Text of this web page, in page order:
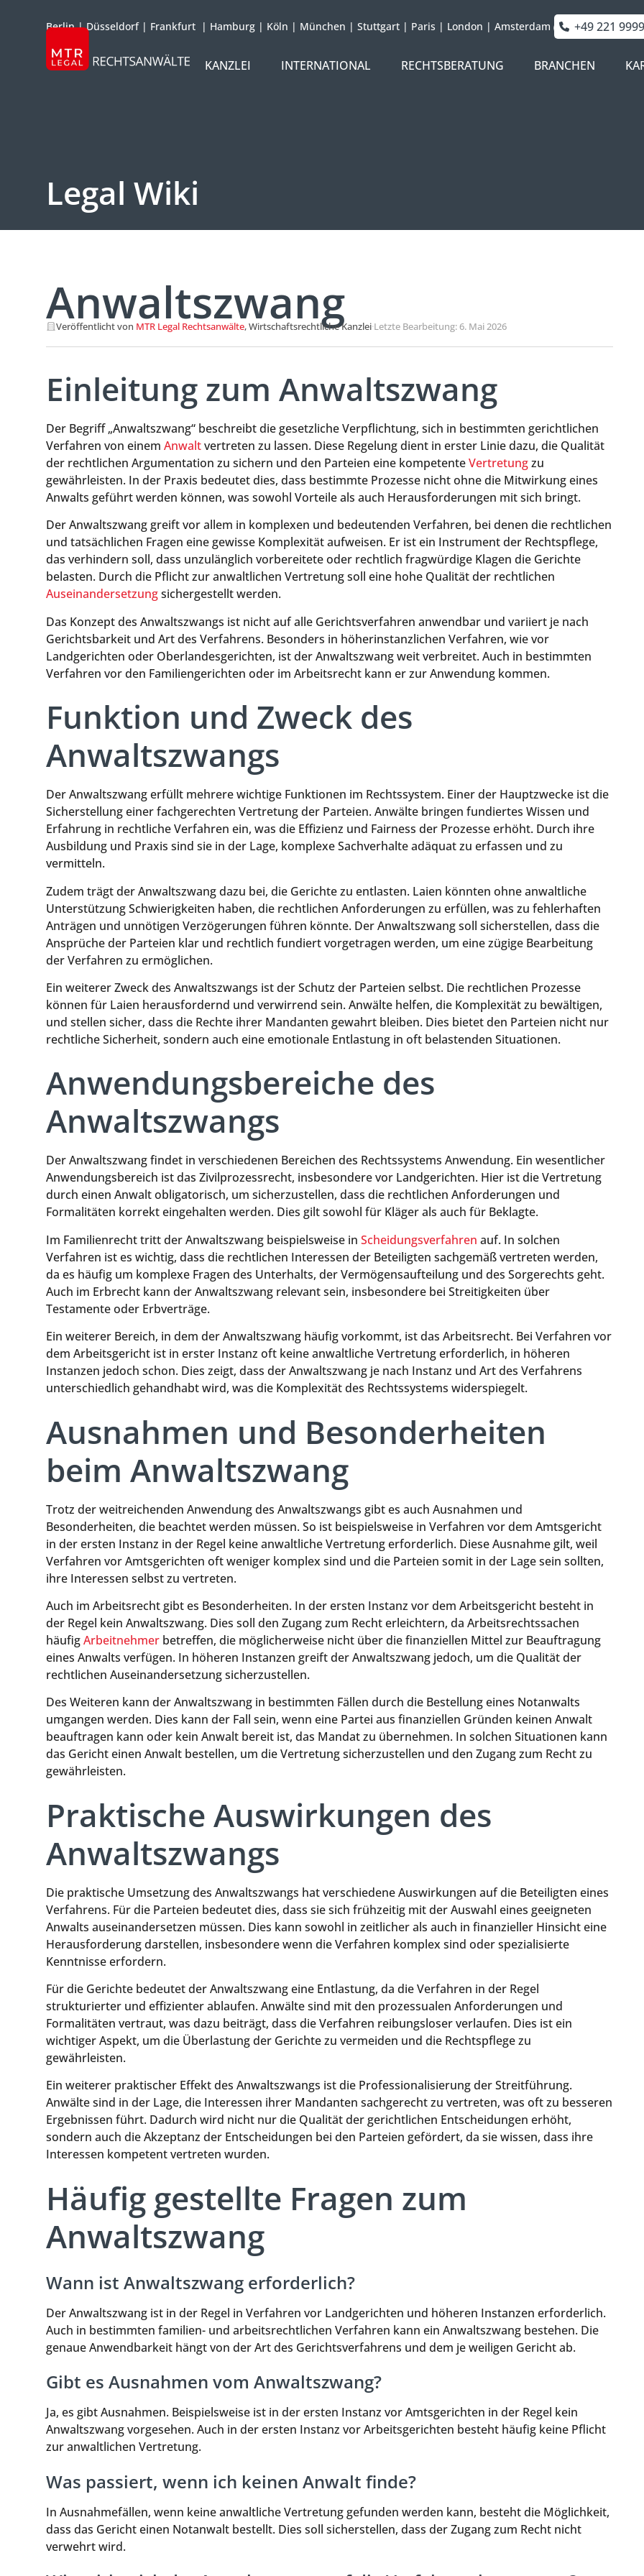
Berlin|Düsseldorf| Frankfurt | Hamburg | Köln | München | Stuttgart | Paris | London | Amsterdam +49 221
KANZLEI
INTERNATIONAL RECHTSBERATUNG BRANCHEN
Legal Wiki
Anwaltszwang
Veröffentlicht von MTR Legal Rechtsanwälte, Wirtschaftsrechtliche Kanzlei·Letzte Bearbeitung: 6. Mai 2026
Einleitung zum Anwaltszwang
Der Begriff „Anwaltszwang“ beschreibt die gesetzliche Verpflichtung, sich in bestimmten gerichtlichen
Verfahren von einem Anwaltvertreten zu lassen. Diese Regelung dient in erster Linie dazu, die Qualität
der rechtlichen Argumentation zu sichern und den Parteien eine kompetenteVertretungzu
gewährleisten. In der Praxis bedeutet dies, dass bestimmte Prozesse nicht ohne die Mitwirkung eines
Anwalts geführt werden können, was sowohl Vorteile als auch Herausforderungen mit sich bringt.
Der Anwaltszwang greift vor allem in komplexen und bedeutenden Verfahren, bei denen die rechtlichen
und tatsächlichen Fragen eine gewisse Komplexität aufweisen. Er ist ein Instrument der Rechtspflege,
das verhindern soll, dass unzulänglich vorbereitete oder rechtlich fragwürdige Klagen die Gerichte
belasten. Durch die Pflicht zur anwaltlichen Vertretung soll eine hohe Qualität der rechtlichen
Auseinandersetzungsichergestellt werden.
Das Konzept des Anwaltszwangs ist nicht auf alle Gerichtsverfahren anwendbar und variiert je nach
Gerichtsbarkeit und Art des Verfahrens. Besonders in höherinstanzlichen Verfahren, wie vor
Landgerichten oder Oberlandesgerichten, ist der Anwaltszwang weit verbreitet. Auch in bestimmten
Verfahren vor den Familiengerichten oder im Arbeitsrecht kann er zur Anwendung kommen.
Funktion und Zweck des
Anwaltszwangs
Der Anwaltszwang erfüllt mehrere wichtige Funktionen im Rechtssystem. Einer der Hauptzwecke ist die
Sicherstellung einer fachgerechten Vertretung der Parteien. Anwälte bringen fundiertes Wissen und
Erfahrung in rechtliche Verfahren ein, was die Effizienz und Fairness der Prozesse erhöht. Durch ihre
Ausbildung und Praxis sind sie in der Lage, komplexe Sachverhalte adäquat zu erfassen und zu
vermitteln.
Zudem trägt der Anwaltszwang dazu bei, die Gerichte zu entlasten. Laien könnten ohne anwaltliche
Unterstützung Schwierigkeiten haben, die rechtlichen Anforderungen zu erfüllen, was zu fehlerhaften
Anträgen und unnötigen Verzögerungen führen könnte. Der Anwaltszwang soll sicherstellen, dass die
Ansprüche der Parteien klar und rechtlich fundiert vorgetragen werden, um eine zügige Bearbeitung
der Verfahren zu ermöglichen.
Ein weiterer Zweck des Anwaltszwangs ist der Schutz der Parteien selbst. Die rechtlichen Prozesse
können für Laien herausfordernd und verwirrend sein. Anwälte helfen, die Komplexität zu bewältigen,
und stellen sicher, dass die Rechte ihrer Mandanten gewahrt bleiben. Dies bietet den Parteien nicht nur
rechtliche Sicherheit, sondern auch eine emotionale Entlastung in oft belastenden Situationen.
Anwendungsbereiche des
Anwaltszwangs
Der Anwaltszwang findet in verschiedenen Bereichen des Rechtssystems Anwendung. Ein wesentlicher
Anwendungsbereich ist das Zivilprozessrecht, insbesondere vor Landgerichten. Hier ist die Vertretung
durch einen Anwalt obligatorisch, um sicherzustellen, dass die rechtlichen Anforderungen und
Formalitäten korrekt eingehalten werden. Dies gilt sowohl für Kläger als auch für Beklagte.
Im Familienrecht tritt der Anwaltszwang beispielsweise in Scheidungsverfahren auf. In solchen
Verfahren ist es wichtig, dass die rechtlichen Interessen der Beteiligten sachgemäß vertreten werden,
da es häufig um komplexe Fragen des Unterhalts, der Vermögensaufteilung und des Sorgerechts geht.
Auch im Erbrecht kann der Anwaltszwang relevant sein, insbesondere bei Streitigkeiten über
Testamente oder Erbverträge.
Ein weiterer Bereich, in dem der Anwaltszwang häufig vorkommt, ist das Arbeitsrecht. Bei Verfahren vor
dem Arbeitsgericht ist in erster Instanz oft keine anwaltliche Vertretung erforderlich, in höheren
Instanzen jedoch schon. Dies zeigt, dass der Anwaltszwang je nach Instanz und Art des Verfahrens
unterschiedlich gehandhabt wird, was die Komplexität des Rechtssystems widerspiegelt.
Ausnahmen und Besonderheiten
beim Anwaltszwang
Trotz der weitreichenden Anwendung des Anwaltszwangs gibt es auch Ausnahmen und
Besonderheiten, die beachtet werden müssen. So ist beispielsweise in Verfahren vor dem Amtsgericht
in der ersten Instanz in der Regel keine anwaltliche Vertretung erforderlich. Diese Ausnahme gilt, weil
Verfahren vor Amtsgerichten oft weniger komplex sind und die Parteien somit in der Lage sein sollten,
ihre Interessen selbst zu vertreten.
Auch im Arbeitsrecht gibt es Besonderheiten. In der ersten Instanz vor dem Arbeitsgericht besteht in
der Regel kein Anwaltszwang. Dies soll den Zugang zum Recht erleichtern, da Arbeitsrechtssachen
häufigArbeitnehmer betreffen, die möglicherweise nicht über die finanziellen Mittel zur Beauftragung
eines Anwalts verfügen. In höheren Instanzen greift der Anwaltszwang jedoch, um die Qualität der
rechtlichen Auseinandersetzung sicherzustellen.
Des Weiteren kann der Anwaltszwang in bestimmten Fällen durch die Bestellung eines Notanwalts
umgangen werden. Dies kann der Fall sein, wenn eine Partei aus finanziellen Gründen keinen Anwalt
beauftragen kann oder kein Anwalt bereit ist, das Mandat zu übernehmen. In solchen Situationen kann
das Gericht einen Anwalt bestellen, um die Vertretung sicherzustellen und den Zugang zum Recht zu
gewährleisten.
Praktische Auswirkungen des
Anwaltszwangs
Die praktische Umsetzung des Anwaltszwangs hat verschiedene Auswirkungen auf die Beteiligten eines
Verfahrens. Für die Parteien bedeutet dies, dass sie sich frühzeitig mit der Auswahl eines geeigneten
Anwalts auseinandersetzen müssen. Dies kann sowohl in zeitlicher als auch in finanzieller Hinsicht eine
Herausforderung darstellen, insbesondere wenn die Verfahren komplex sind oder spezialisierte
Kenntnisse erfordern.
Für die Gerichte bedeutet der Anwaltszwang eine Entlastung, da die Verfahren in der Regel
strukturierter und effizienter ablaufen. Anwälte sind mit den prozessualen Anforderungen und
Formalitäten vertraut, was dazu beiträgt, dass die Verfahren reibungsloser verlaufen. Dies ist ein
wichtiger Aspekt, um die Überlastung der Gerichte zu vermeiden und die Rechtspflege zu
gewährleisten.
Ein weiterer praktischer Effekt des Anwaltszwangs ist die Professionalisierung der Streitführung.
Anwälte sind in der Lage, die Interessen ihrer Mandanten sachgerecht zu vertreten, was oft zu besseren
Ergebnissen führt. Dadurch wird nicht nur die Qualität der gerichtlichen Entscheidungen erhöht,
sondern auch die Akzeptanz der Entscheidungen bei den Parteien gefördert, da sie wissen, dass ihre
Interessen kompetent vertreten wurden.
Häufig gestellte Fragen zum
Anwaltszwang
Wann ist Anwaltszwang erforderlich?
Der Anwaltszwang ist in der Regel in Verfahren vor Landgerichten und höheren Instanzen erforderlich.
Auch in bestimmten familien- und arbeitsrechtlichen Verfahren kann ein Anwaltszwang bestehen. Die
genaue Anwendbarkeit hängt von der Art des Gerichtsverfahrens und dem je weiligen Gericht ab.
Gibt es Ausnahmen vom Anwaltszwang?
Ja, es gibt Ausnahmen. Beispielsweise ist in der ersten Instanz vor Amtsgerichten in der Regel kein
Anwaltszwang vorgesehen. Auch in der ersten Instanz vor Arbeitsgerichten besteht häufig keine Pflicht
zur anwaltlichen Vertretung.
Was passiert, wenn ich keinen Anwalt finde?
In Ausnahmefällen, wenn keine anwaltliche Vertretung gefunden werden kann, besteht die Möglichkeit,
dass das Gericht einen Notanwalt bestellt. Dies soll sicherstellen, dass der Zugang zum Recht nicht
verwehrt wird.